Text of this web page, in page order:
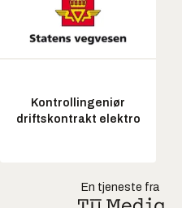
Kontrollingeniør
driftskontrakt elektro
En tjeneste fra